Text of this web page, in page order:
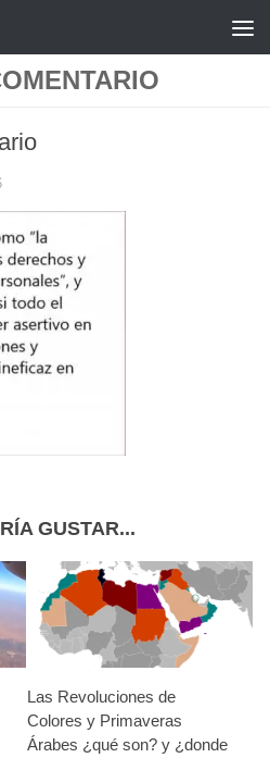
GUSTAR...
Las Revoluciones de
Colores y Primaveras
Árabes ¿qué son? y ¿donde